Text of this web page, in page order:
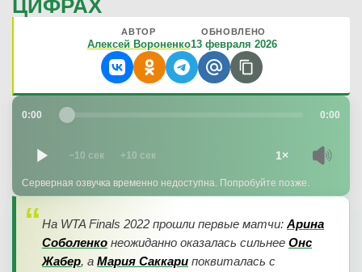
ЦИФРАХ
АВТОР
Алексей Вороненко
ОБНОВЛЕНО
13 февраля 2026
0:00 0:00
−10 сек +10 сек 1×
Серверная озвучка временно недоступна. Попробуйте позже.
На WTA Finals 2022 прошли первые матчи: Арина
Соболенко неожиданно оказалась сильнее Онс
Жабер, а Мария Саккари поквиталась с